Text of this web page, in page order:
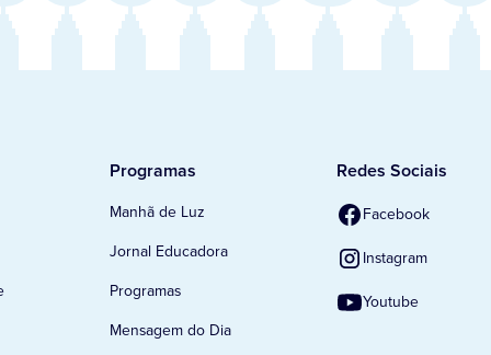
Programas
Manhã de Luz
Jornal Educadora
Programas
Mensagem do Dia
Redes Sociais
Facebook
Instagram
Youtube